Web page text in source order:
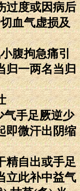
过度或因病后
血气虚损及
腹拘急痛引
归一两名当归
气手足厥逆少
即微汗出阴缩
精自出或手足
立此补中益气